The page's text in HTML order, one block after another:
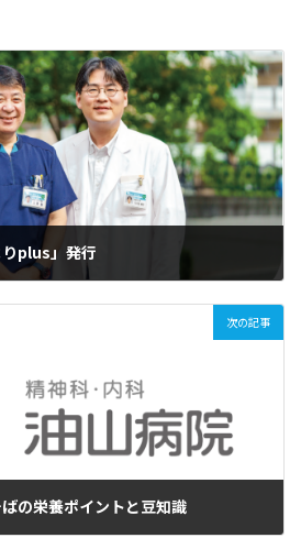
plus」発行
次の記事
の栄養ポイントと豆知識